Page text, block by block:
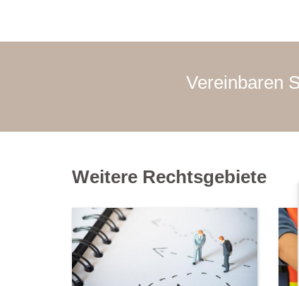
Vereinbaren
Weitere Rechtsgebiete